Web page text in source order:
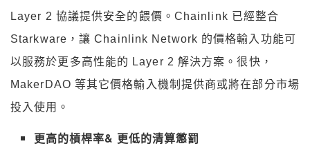
Layer 2 協議提供安全的餵價。Chainlink 已經整合
Starkware，讓 Chainlink Network 的價格輸入功能可
以服務於更多高性能的 Layer 2 解決方案。很快，
MakerDAO 等其它價格輸入機制提供商或將在部分市場
投入使用。
更高的槓桿率& 更低的清算懲罰